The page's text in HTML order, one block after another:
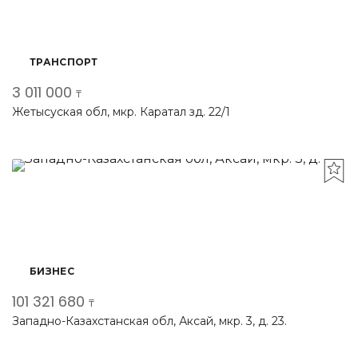
ТРАНСПОРТ
3 011 000 ₸
Жетысуская обл, мкр. Каратал зд. 22/1
БИЗНЕС
101 321 680 ₸
Западно-Казахстанская обл, Аксай, мкр. 3, д. 23.